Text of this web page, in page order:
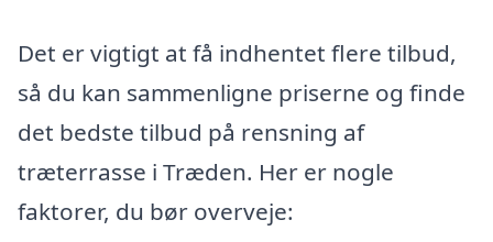
Det er vigtigt at få indhentet flere tilbud,
så du kan sammenligne priserne og finde
det bedste tilbud på rensning af
træterrasse i Træden. Her er nogle
faktorer, du bør overveje: